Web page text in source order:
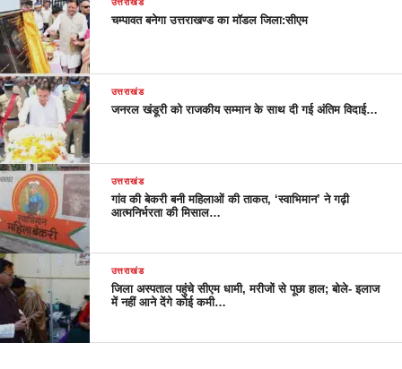
उत्तराखंड
चम्पावत बनेगा उत्तराखण्ड का मॉडल जिला:सीएम
उत्तराखंड
जनरल खंडूरी को राजकीय सम्मान के साथ दी गई अंतिम विदाई…
उत्तराखंड
गांव की बेकरी बनी महिलाओं की ताकत, ‘स्वाभिमान’ ने गढ़ी
आत्मनिर्भरता की मिसाल…
उत्तराखंड
जिला अस्पताल पहुंचे सीएम धामी, मरीजों से पूछा हाल; बोले- इलाज
में नहीं आने देंगे कोई कमी…